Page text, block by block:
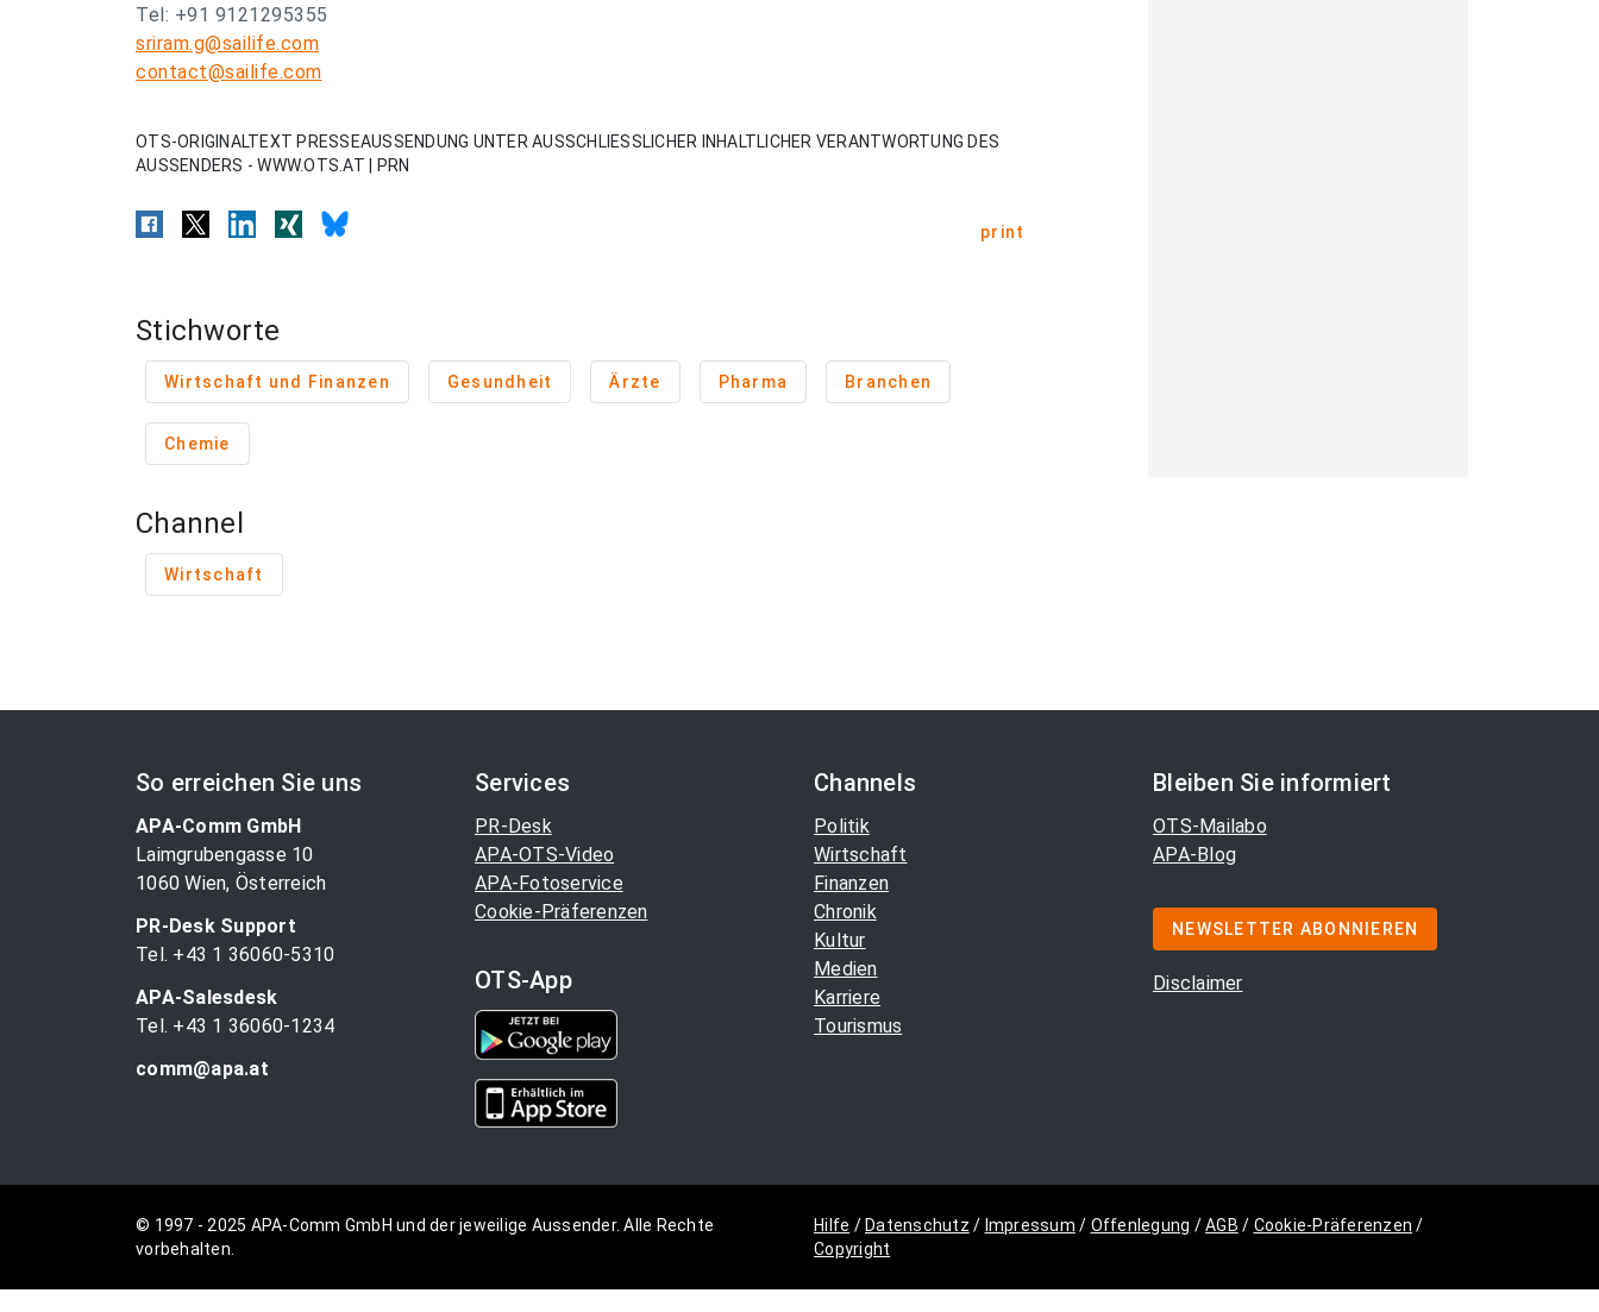
Tel: +91 9121295355
sriram.g@sailife.com
contact@sailife.com
OTS-ORIGINALTEXT PRESSEAUSSENDUNG UNTER AUSSCHLIESSLICHER INHALTLICHER VERANTWORTUNG DES
AUSSENDERS - WWW.OTS.AT | PRN
print
Stichworte
Wirtschaft und Finanzen Gesundheit Ärzte Pharma Branchen
Chemie
Channel
Wirtschaft
So erreichen Sie uns
APA-Comm GmbH
Laimgrubengasse 10
1060 Wien, Österreich
PR-Desk Support
Tel. +43 1 36060-5310
APA-Salesdesk
Tel. +43 1 36060-1234
comm@apa.at
Services
PR-Desk
APA-OTS-Video
APA-Fotoservice
Cookie-Präferenzen
OTS-App
Channels
Politik
Wirtschaft
Finanzen
Chronik
Kultur
Medien
Karriere
Tourismus
Bleiben Sie informiert
OTS-Mailabo
APA-Blog
NEWSLETTER ABONNIEREN
Disclaimer
© 1997 - 2025 APA-Comm GmbH und der jeweilige Aussender. Alle Rechte
vorbehalten.
Hilfe / Datenschutz / Impressum / Offenlegung /AGB / Cookie-Präferenzen /
Copyright